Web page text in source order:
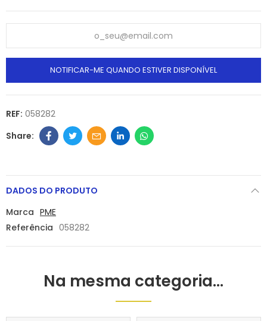
NOTIFICAR-ME QUANDO ESTIVER DISPONÍVEL
REF: 058282
DADOS DO PRODUTO
Marca PME
Referência 058282
Na mesma categoria...